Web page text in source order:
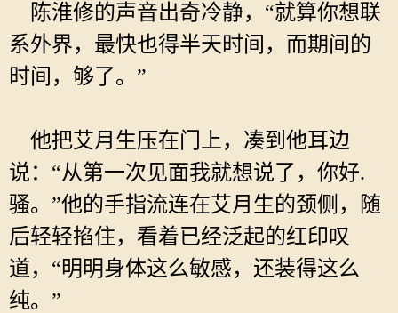
陈淮修的声音出奇冷静，“就算你想联
系外界，最快也得半天时间，而期间的
时间，够了。”
他把艾月生压在门上，凑到他耳边
说：“从第一次见面我就想说了，你好.
骚。”他的手指流连在艾月生的颈侧，随
后轻轻掐住，看着已经泛起的红印叹
道，“明明身体这么敏感，还装得这么
纯。”